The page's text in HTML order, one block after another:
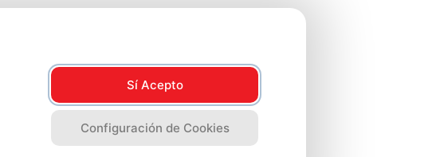
Sí Acepto
Configuración de Cookies